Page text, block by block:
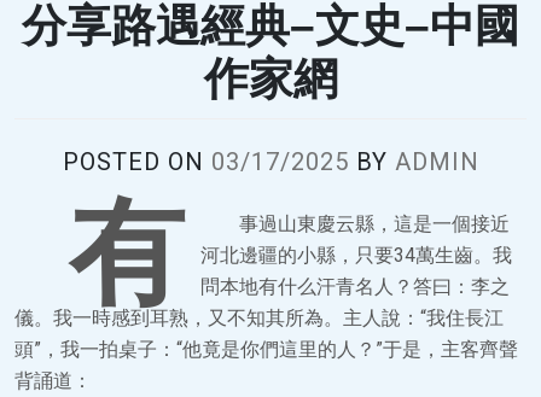
分享路遇經典–文史–中國
作家網
POSTED ON 03/17/2025 BY ADMIN
有
事過山東慶云縣，這是一個接近
河北邊疆的小縣，只要34萬生齒。我
問本地有什么汗青名人？答曰：李之
儀。我一時感到耳熟，又不知其所為。主人說：“我住長江
頭”，我一拍桌子：“他竟是你們這里的人？”于是，主客齊聲
背誦道：